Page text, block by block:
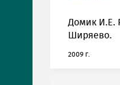
Домик И.Е.
Ширяево.
2009 г.